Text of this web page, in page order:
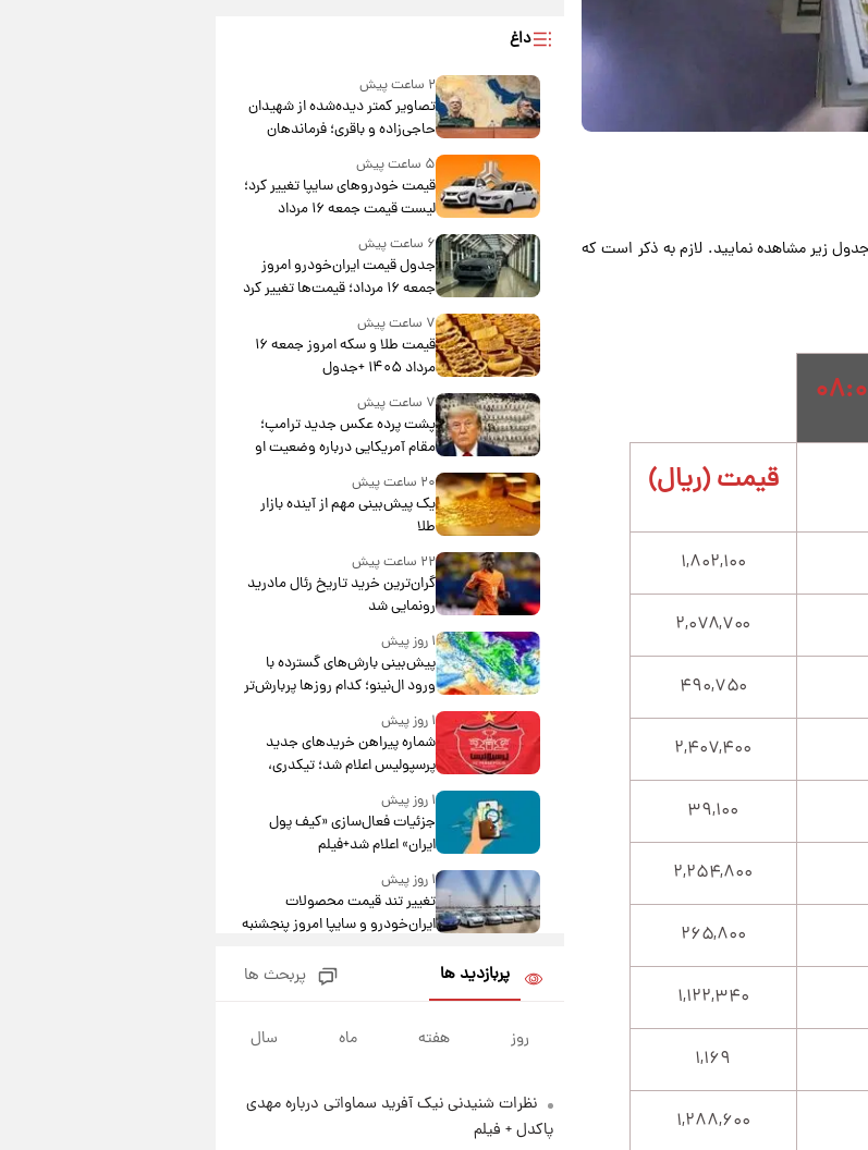
امروز شنبه ۲۳ خرداد ۱۴۰۵ را می‌توانید در جدول زیر مشاهده نمایید. لازم به ذکر است که
قیمت (ریال)
۱,۸۰۲,۱۰۰
۲,۰۷۸,۷۰۰
۴۹۰,۷۵۰
۲,۴۰۷,۴۰۰
۳۹,۱۰۰
۲,۲۵۴,۸۰۰
۲۶۵,۸۰۰
۱,۱۲۲,۳۴۰
۱,۱۶۹
۱,۲۸۸,۶۰۰
داغ
۲ ساعت پیش
تصاویر کمتر دیده‌شده از شهیدان
حاجی‌زاده و باقری؛ فرماندهان
شهید هوافضای ایران
۵ ساعت پیش
قیمت خودروهای سایپا تغییر کرد؛
لیست قیمت جمعه ۱۶ مرداد
منتشر شد
۶ ساعت پیش
جدول قیمت ایران‌خودرو امروز
جمعه ۱۶ مرداد؛ قیمت‌ها تغییر کرد
۷ ساعت پیش
قیمت طلا و سکه امروز جمعه ۱۶
مرداد ۱۴۰۵ +جدول
۷ ساعت پیش
پشت پرده عکس جدید ترامپ؛
مقام آمریکایی درباره وضعیت او
۲۰ ساعت پیش
یک پیش‌بینی مهم از آینده بازار
طلا
۲۲ ساعت پیش
گران‌ترین خرید تاریخ رئال مادرید
رونمایی شد
۱ روز پیش
پیش‌بینی بارش‌های گسترده با
ورود ال‌نینو؛ کدام روزها پربارش‌تر
خواهند بود؟
۱ روز پیش
شماره پیراهن خریدهای جدید
پرسپولیس اعلام شد؛ تیکدری،
محبی و سرگیف با اعداد ویژه
۱ روز پیش
جزئیات فعال‌سازی «کیف پول
ایران» اعلام شد+فیلم
۱ روز پیش
تغییر تند قیمت محصولات
ایران‌خودرو و سایپا امروز پنجشنبه
قیمت طلا و سکه امروز پنجشنبه
۱۵ مرداد ۱۴۰۵
۱ روز پیش
پربازدید ها پربحث ها
روز هفته ماه سال
نظرات شنیدنی نیک آفرید سماواتی درباره مهدی
پاکدل + فیلم